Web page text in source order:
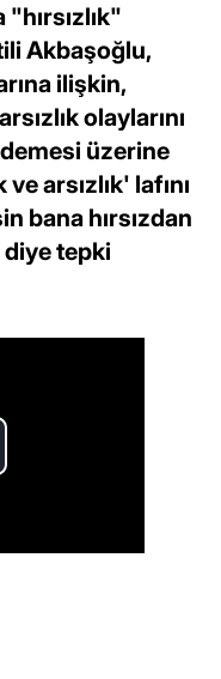
Akbaşoğlu,
ilişkin,
olaylarını
üzerine
arsızlık' lafını
bana hırsızdan
tepki